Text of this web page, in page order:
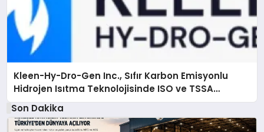
Kleen-Hy-Dro-Gen Inc., Sıfır Karbon Emisyonlu
Hidrojen Isıtma Teknolojisinde ISO ve TSSA
Düzenleyici Onaylarını Aldı
Son Dakika